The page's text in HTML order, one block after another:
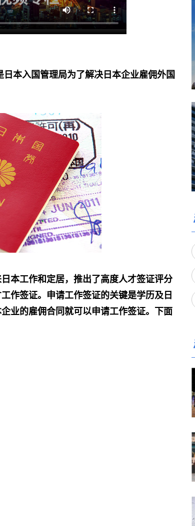
本入国管理局为了解决日本企业雇佣外国
本工作和定居，推出了高度人才签证评分
作签证。申请工作签证的关键是学历及日
业的雇佣合同就可以申请工作签证。下面